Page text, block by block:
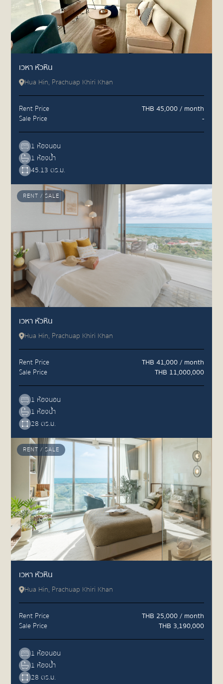
เวหา หัวหิน
Hua Hin, Prachuap Khiri Khan
Rent Price
THB 45,000 / month
Sale Price
-
1 ห้องนอน
1 ห้องน้ำ
45.13 ตร.ม.
RENT / SALE
เวหา หัวหิน
Hua Hin, Prachuap Khiri Khan
Rent Price
THB 41,000 / month
Sale Price
THB 11,000,000
1 ห้องนอน
1 ห้องน้ำ
28 ตร.ม.
RENT / SALE
เวหา หัวหิน
Hua Hin, Prachuap Khiri Khan
Rent Price
THB 25,000 / month
Sale Price
THB 3,190,000
1 ห้องนอน
1 ห้องน้ำ
28 ตร.ม.